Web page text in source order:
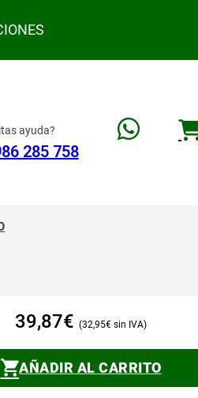
ayuda?
285 758
39,87€ 32,95€
AÑADIR AL CARRITO